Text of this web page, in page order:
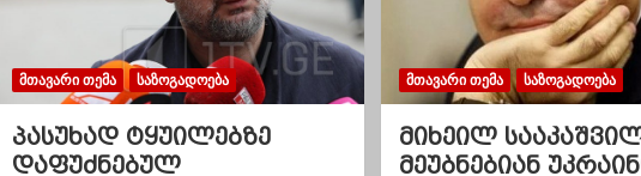
ᲛᲗᲐᲕᲐᲠᲘ ᲗᲔᲛᲐ ᲡᲐᲖᲝᲒᲐᲓᲝᲔᲑᲐ
პასუხად ტყუილებზე
დაფუძნებულ
ᲛᲗᲐᲕᲐᲠᲘ ᲗᲔᲛᲐ ᲡᲐᲖᲝᲒᲐᲓᲝᲔᲑᲐ
მიხეილ
მეუბნებიან